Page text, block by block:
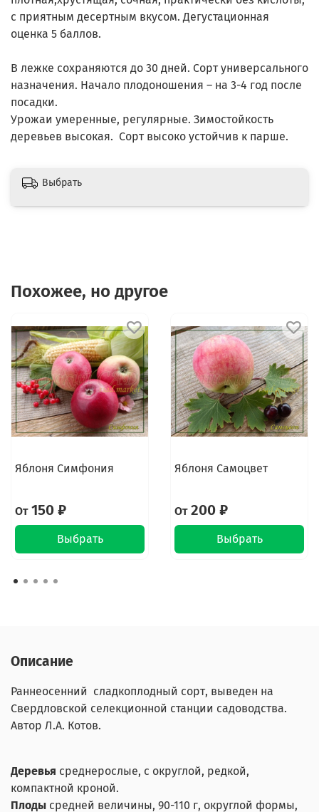
с приятным десертным вкусом. Дегустационная
оценка 5 баллов.
В лежке сохраняются до 30 дней. Сорт универсального
назначения. Начало плодоношения – на 3-4 год после
посадки.
Урожаи умеренные, регулярные. Зимостойкость
деревьев высокая. Сорт высоко устойчив к парше.
Выбрать
Похожее, но другое
Яблоня Симфония
От150 ₽
Выбрать
Яблоня Самоцвет
От200 ₽
Выбрать
Описание
Раннеосенний сладкоплодный сорт, выведен на
Свердловской селекционной станции садоводства.
Автор Л.А. Котов.
Деревья среднерослые, с округлой, редкой,
компактной кроной.
Плоды средней величины, 90-110 г, округлой формы,